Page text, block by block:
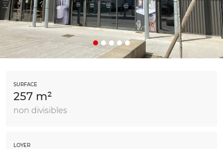
SURFACE
257 m²
non divisibles
LOYER